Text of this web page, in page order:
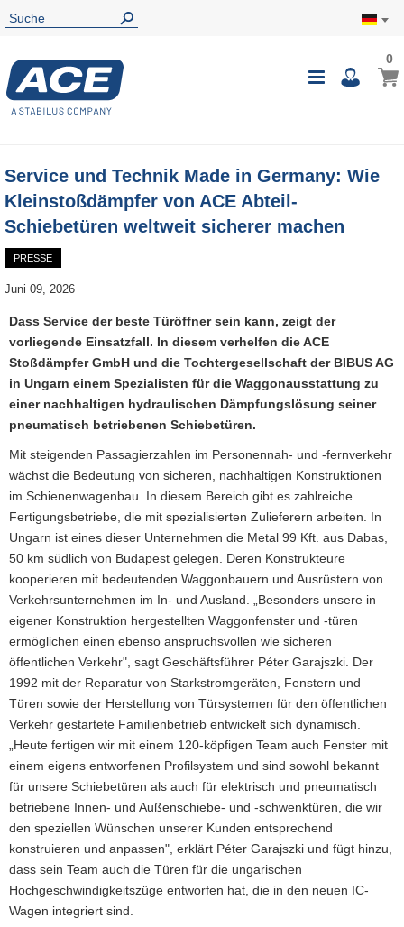
00
Service und Technik Made in Germany: Wie
Kleinstoßdämpfer von ACE Abteil-
Schiebetüren weltweit sicherer machen
PRESSE
Juni 09, 2026
Dass Service der beste Türöffner sein kann, zeigt der
vorliegende Einsatzfall. In diesem verhelfen die ACE
Stoßdämpfer GmbH und die Tochtergesellschaft der BIBUS AG
in Ungarn einem Spezialisten für die Waggonausstattung zu
einer nachhaltigen hydraulischen Dämpfungslösung seiner
pneumatisch betriebenen Schiebetüren.
Mit steigenden Passagierzahlen im Personennah- und -fernverkehr
wächst die Bedeutung von sicheren, nachhaltigen Konstruktionen
im Schienenwagenbau. In diesem Bereich gibt es zahlreiche
Fertigungsbetriebe, die mit spezialisierten Zulieferern arbeiten. In
Ungarn ist eines dieser Unternehmen die Metal 99 Kft. aus Dabas,
50 km südlich von Budapest gelegen. Deren Konstrukteure
kooperieren mit bedeutenden Waggonbauern und Ausrüstern von
Verkehrsunternehmen im In- und Ausland. „Besonders unsere in
eigener Konstruktion hergestellten Waggonfenster und -türen
ermöglichen einen ebenso anspruchsvollen wie sicheren
öffentlichen Verkehr", sagt Geschäftsführer Péter Garajszki. Der
1992 mit der Reparatur von Starkstromgeräten, Fenstern und
Türen sowie der Herstellung von Türsystemen für den öffentlichen
Verkehr gestartete Familienbetrieb entwickelt sich dynamisch.
„Heute fertigen wir mit einem 120-köpfigen Team auch Fenster mit
einem eigens entworfenen Profilsystem und sind sowohl bekannt
für unsere Schiebetüren als auch für elektrisch und pneumatisch
betriebene Innen- und Außenschiebe- und -schwenktüren, die wir
den speziellen Wünschen unserer Kunden entsprechend
konstruieren und anpassen", erklärt Péter Garajszki und fügt hinzu,
dass sein Team auch die Türen für die ungarischen
Hochgeschwindigkeitszüge entworfen hat, die in den neuen IC-
Wagen integriert sind.